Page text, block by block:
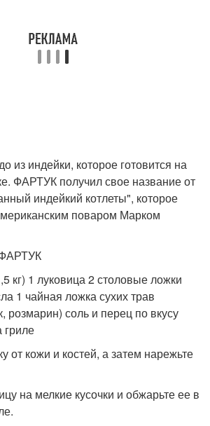
из индейки, которое готовится на
ФАРТУК получил свое название от
индейкий котлеты", которое
поваром Марком
кг) 1 луковица 2 столовые ложки
1 чайная ложка сухих трав
розмарин) соль и перец по вкусу
от кожи и костей, а затем нарежьте
на мелкие кусочки и обжарьте ее в